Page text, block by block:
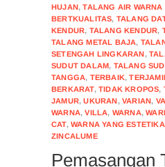
HUJAN,TALANG AIR WARNA
BERTKUALITAS, TALANG
KENDUR, TALANG KENDUR,
TALANG METAL BAJA,
SETENGAH LINGKARAN,
SUDUT DALAM, TALANG
TANGGA, TERBAIK,
BERKARAT,TIDAK KROPOS,
JAMUR,UKURAN,VARIAN,
WARNA,VILLA, WARNA,
CAT,WARNA YANG ESTETIKA
ZINCALUME
Pemasangan